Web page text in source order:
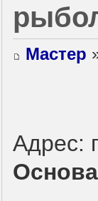
Мастер
Адрес: